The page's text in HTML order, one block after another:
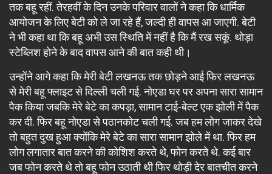
तक बहू रहीं. तेरहवीं के दिन उनके परिवार वालों ने कहा कि धार्मिक
आयोजन के लिए बेटी को ले जा रहे हैं, जल्दी ही वापस आ जाएगी. बेटी
ने भी कहा था कि बहू अभी उस स्थिति में नहीं है कि मैं रख सकूं. थोड़ा
स्टेब्लिश होने के बाद वापस आने की बात कही थी।
उन्होंने आगे कहा कि मेरी बेटी लखनऊ तक छोड़ने आई फिर लखनऊ
से मेरी बहू फ्लाइट से दिल्ली चली गई. नोएडा घर पर अपना सारा सामान
पैक किया जबकि मेरे बेटे का कपड़ा, सामान टाई-बेल्ट एक झोली में पैक
कर दी. फिर बहू नोएडा से पठानकोट चली गई. जब हम लोग जाकर देखे
तो बहुत दुख हुआ क्योंकि मेरे बेटे का सारा सामान झोले में था. फिर हम
लोग लगातार बात करने की कोशिश करते थे, फोन करते थे. कई बार
जब फोन करते थे तो बहू फोन उठाती थी फिर थोड़ी देर बातचीत करने